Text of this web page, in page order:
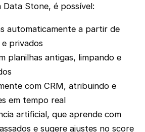
Data Stone, é possível:
automaticamente a partir de
privados
planilhas antigas, limpando e
com CRM, atribuindo e
em tempo real
artificial, que aprende com
e sugere ajustes no score